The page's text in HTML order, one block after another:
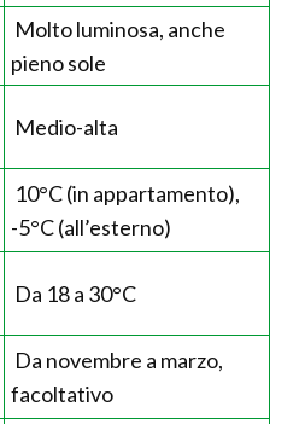
Molto luminosa, anche
pieno sole
Medio-alta
10°C (in appartamento),
-5°C (all’esterno)
Da 18 a 30°C
Da novembre a marzo,
facoltativo